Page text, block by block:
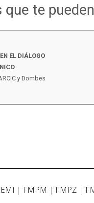
te
EL DIÁLOGO
y Dombes
FMPM FMPZ